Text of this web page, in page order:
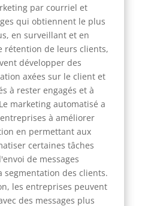
par courriel et
qui obtiennent le plus
en surveillant et en
rétention de leurs clients,
développer des
axées sur le client et
à rester engagés et à
marketing automatisé a
à améliorer
en permettant aux
certaines tâches
de messages
segmentation des clients.
les entreprises peuvent
des messages plus